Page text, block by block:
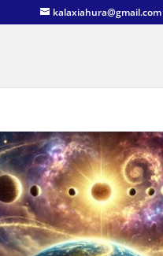
kalaxiahura@gmail.com